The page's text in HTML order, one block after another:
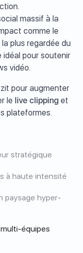
massif à la
comme le
plus regardée du
idéal pour soutenir
vidéo.
pour augmenter
le live clipping et
plateformes.
stratégique
à haute intensité
paysage hyper-
équipes